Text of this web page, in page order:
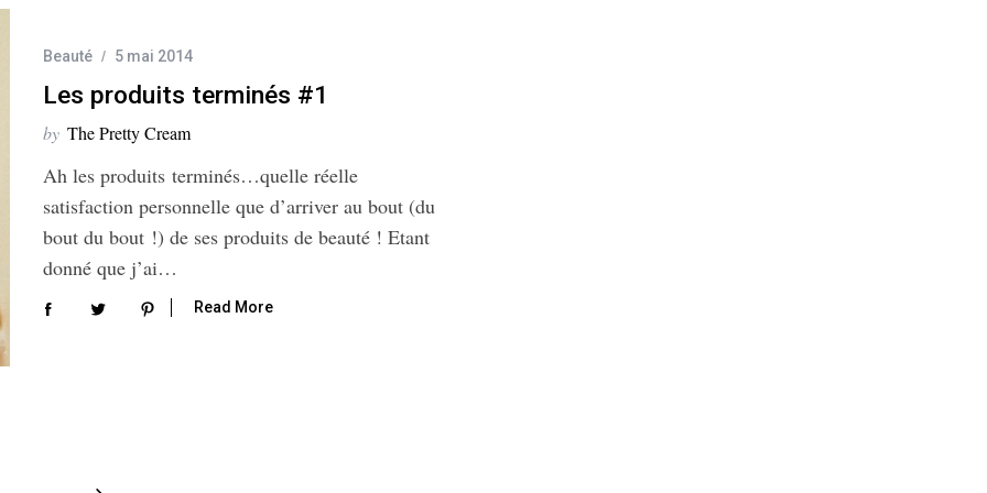
Beauté 5 mai 2014
Les produits terminés #1
by The Pretty Cream
Ah les produits terminés…quelle réelle
satisfaction personnelle que d’arriver au bout (du
bout du bout !) de ses produits de beauté ! Etant
donné que j’ai…
Read More